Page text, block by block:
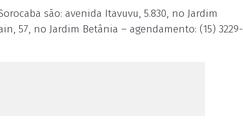
são: avenida Itavuvu, 5.830, no Jardim
57, no Jardim Betânia – agendamento: (15) 3229-